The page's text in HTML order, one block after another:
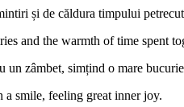
și de căldura timpului
and the warmth of time spent
un zâmbet, simțind o mare
smile, feeling great inner joy.